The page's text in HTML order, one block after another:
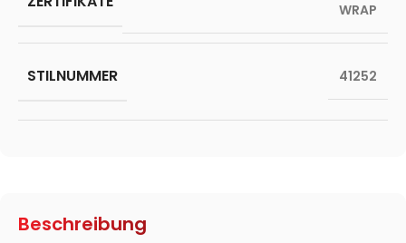
Beschreibung
WRAP
STILNUMMER 41252